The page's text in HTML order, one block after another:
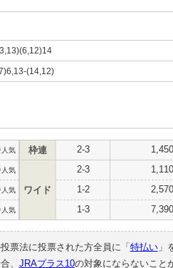
(14,12)
人気
人気
人気
人気
枠連 2-3 1,450
ワイド
2-3 1,110
1-2 2,570
1-3 7,390
票法に投票された方全員に「 特払い」
、 JRAプラス10の対象にならないこと